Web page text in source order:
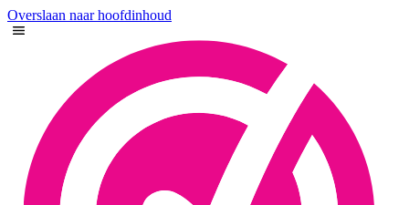
Overslaan naar hoofdinhoud